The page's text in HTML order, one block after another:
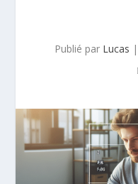
Publié par Lucas |